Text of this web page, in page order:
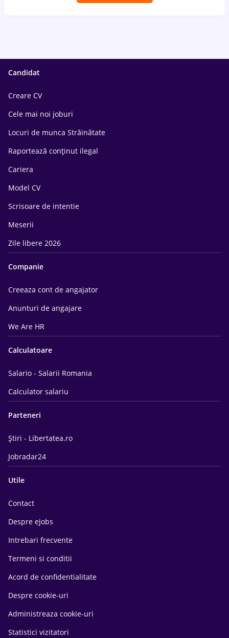
Candidat
Creare CV
Cele mai noi joburi
Locuri de munca Străinătate
Raportează conținut ilegal
Cariera
Model CV
Scrisoare de intentie
Meserii
Zile libere 2026
Companie
Creeaza cont de angajator
Anunturi de angajare
We Are HR
Calculatoare
Salario - Salarii Romania
Calculator salariu
Parteneri
Știri - Libertatea.ro
Jobradar24
Utile
Contact
Despre eJobs
Intrebari frecvente
Termeni si conditii
Acord de confidentialitate
Despre cookie-uri
Administreaza cookie-uri
Statistici vizitatori